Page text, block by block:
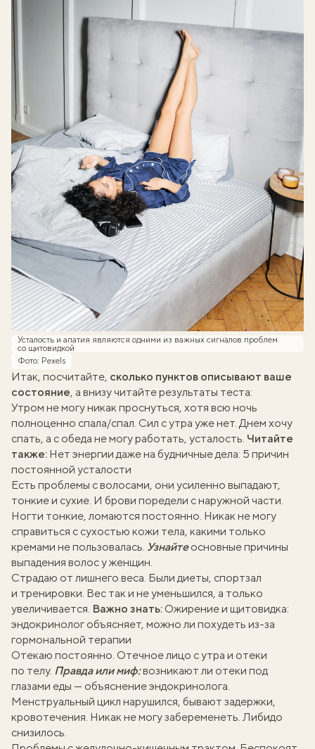
Усталость и апатия являются одними из важных сигналов проблем
со щитовидкой
Фото: Pexels
Итак, посчитайте, сколько пунктов описывают ваше
состояние, а внизу читайте результаты теста:
Утром не могу никак проснуться, хотя всю ночь
полноценно спала/спал. Сил с утра уже нет. Днем хочу
спать, а с обеда не могу работать, усталость. Читайте
также: Нет энергии даже на будничные дела: 5 причин
постоянной усталости
Есть проблемы с волосами, они усиленно выпадают,
тонкие и сухие. И брови поредели с наружной части.
Ногти тонкие, ломаются постоянно. Никак не могу
справиться с сухостью кожи тела, какими только
кремами не пользовалась. Узнайтеосновные причины
выпадения волосу женщин.
Страдаю от лишнего веса. Были диеты, спортзал
и тренировки. Вес так и не уменьшился, а только
увеличивается. Важно знать:Ожирение и щитовидка:
эндокринолог объясняет, можно ли похудеть из-за
гормональной терапии
Отекаю постоянно. Отечное лицо с утра и отеки
по телу. Правда или миф:возникают ли отеки под
глазами еды — объяснение эндокринолога.
Менструальный цикл нарушился, бывают задержки,
кровотечения. Никак не могу забеременеть. Либидо
снизилось.